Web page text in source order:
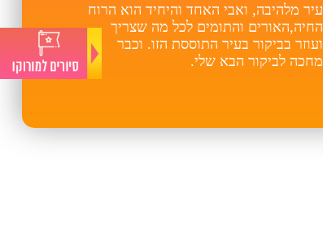
עיר מלהיבה, ואבי האחד והיחיד הוא הרוח
החיה,האורים והתומים לכל מה שצריך
ועוזר בביקור בעיר התוססת הזו. וכבר
מחכה לביקור הבא שלי.